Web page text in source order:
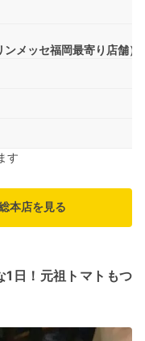
メッセ福岡最寄り店舗）
す
本店を見る
1日！元祖トマトもつ